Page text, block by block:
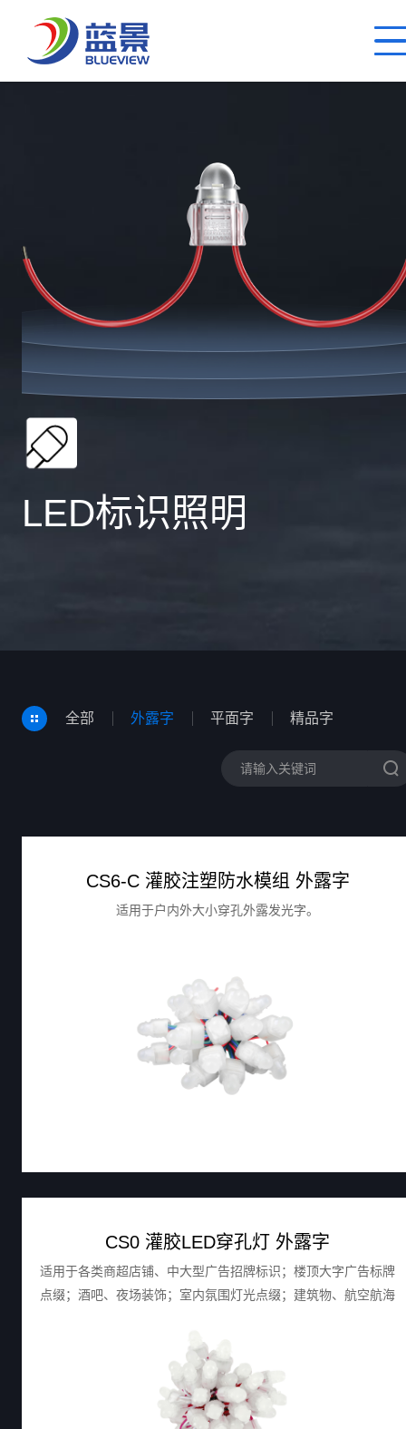
LED标识照明
全部 外露字 平面字 精品字
CS6-C 灌胶注塑防水模组 外露字
适用于户内外大小穿孔外露发光字。
CS0 灌胶LED穿孔灯 外露字
适用于各类商超店铺、中大型广告招牌标识；楼顶大字广告标牌
点缀；酒吧、夜场装饰；室内氛围灯光点缀；建筑物、航空航海